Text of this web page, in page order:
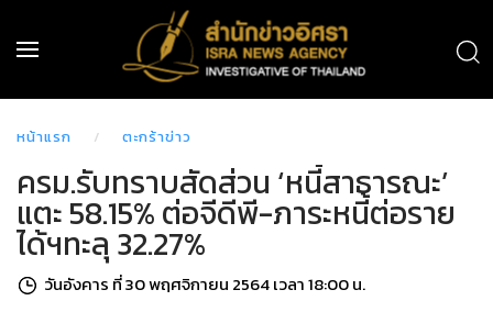
หน้าแรก ตะกร้าข่าว
ครม.รับทราบสัดส่วน ‘หนี้สาธารณะ’
แตะ 58.15% ต่อจีดีพี-ภาระหนี้ต่อราย
ได้ฯทะลุ 32.27%
วันอังคาร ที่ 30 พฤศจิกายน 2564 เวลา 18:00 น.